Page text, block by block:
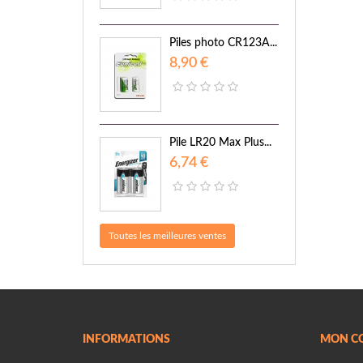
Piles photo CR123A...
8,90 €
Pile LR20 Max Plus...
6,74 €
Toutes les meilleures ventes
INFORMATIONS MON